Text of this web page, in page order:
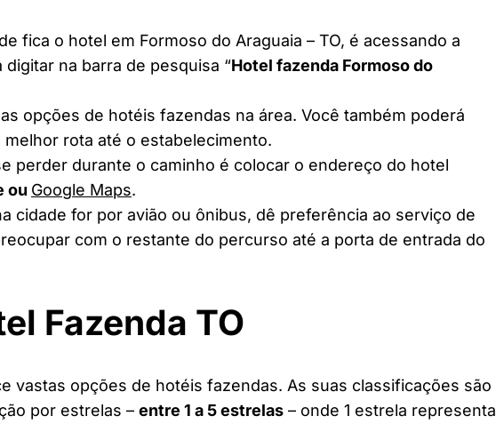
fica o hotel em Formoso do Araguaia – TO, é acessando a
digitar na barra de pesquisa “Hotel fazenda Formoso do
opções de hotéis fazendas na área. Você também poderá
rota até o estabelecimento.
perder durante o caminho é colocar o endereço do hotel
ou Google Maps.
cidade for por avião ou ônibus, dê preferência ao serviço de
com o restante do percurso até a porta de entrada do
Fazenda TO
vastas opções de hotéis fazendas. As suas classificações são
por estrelas – entre 1 a 5 estrelas – onde 1 estrela representa